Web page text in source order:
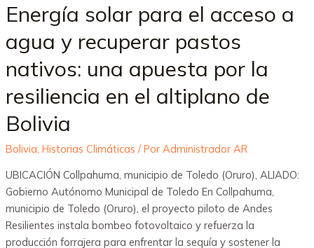
Energía solar para el acceso a
agua y recuperar pastos
nativos: una apuesta por la
resiliencia en el altiplano de
Bolivia
Bolivia, Historias Climáticas / Por Administrador AR
UBICACIÓN Collpahuma, municipio de Toledo (Oruro), ALIADO:
Gobierno Autónomo Municipal de Toledo En Collpahuma,
municipio de Toledo (Oruro), el proyecto piloto de Andes
Resilientes instala bombeo fotovoltaico y refuerza la
producción forrajera para enfrentar la sequía y sostener la